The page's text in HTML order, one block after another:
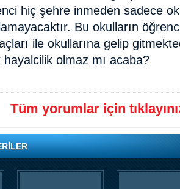
hiç şehre inmeden sadece
Bu okulların
ile okullarına gelip
hayalcilik olmaz mı acaba?
Tüm yorumlar için